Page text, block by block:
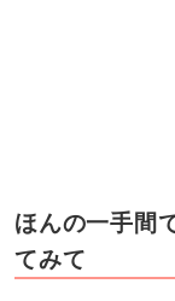
ほんの一手間
てみて